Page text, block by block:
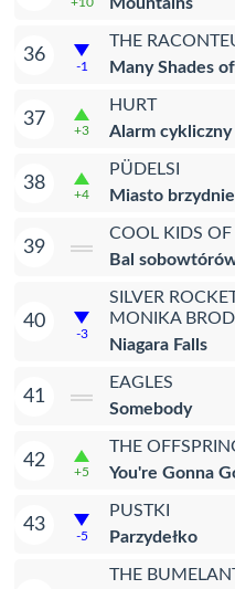
36
-1
THE
Many Shades
37
+3
HURT
Alarm cykliczny
38
+4
PÜDELSI
Miasto brzydnie
39
COOL KIDS OF
Bal
40
-3
SILVER
MONIKA
Niagara Falls
41
EAGLES
Somebody
42
+5
THE
You're Gonna
43
-5
PUSTKI
Parzydełko
THE